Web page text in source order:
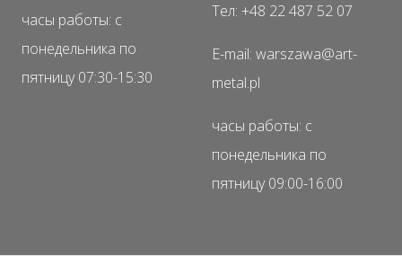
часы работы: с
понедельника по
пятницу 07:30-15:30
Тел: +48 22 487 52 07
E-mail: warszawa@art-
metal.pl
часы работы: с
понедельника по
пятницу 09:00-16:00